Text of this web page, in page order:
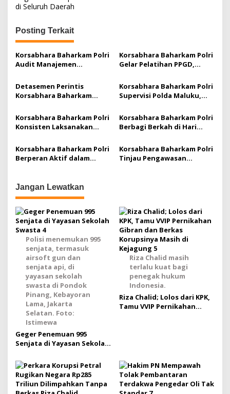
g
a
s
p
o
s
di Seluruh Daerah
Posting Terkait
Korsabhara Baharkam Polri
Audit Manajemen
Malaka
Korsabhara Baharkam Polri
Gelar Pelatihan PPGD,
Detasemen Perintis
Korsabhara Baharkam
Stasiun Kalibata dan
Terminal Pasar Minggu
Korsabhara Baharkam Polri
Supervisi Polda Maluku,
Tipiring, dan Pamobvit
Korsabhara Baharkam Polri
Konsisten Laksanakan
Depok
Korsabhara Baharkam Polri
Berbagi Berkah di Hari
Korsabhara Baharkam Polri
Berperan Aktif dalam
Korsabhara Baharkam Polri
Tinjau Pengawasan
Jangan Lewatkan
Polisi menemukan 995
senjata, termasuk
airsoft gun dan
senjata api, di
yayasan sekolah
swasta di Pondok
Pinang, Kebayoran
Lama, Jakarta
Selatan. Foto:
Istimewa
Geger Penemuan 995
Senjata di Yayasan Sekolah
Riza Chalid masih
terlalu kuat bagi
penegak hukum
Indonesia.
Riza Chalid; Lolos dari KPK,
Tamu VVIP Pernikahan